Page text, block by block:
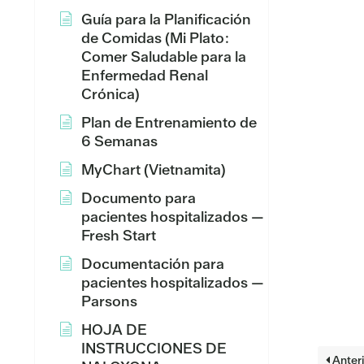
Guía para la Planificación
de Comidas (Mi Plato:
Comer Saludable para la
Enfermedad Renal
Crónica)
Plan de Entrenamiento de
6 Semanas
MyChart (Vietnamita)
Documento para
pacientes hospitalizados —
Fresh Start
Documentación para
pacientes hospitalizados —
Parsons
HOJA DE
INSTRUCCIONES DE